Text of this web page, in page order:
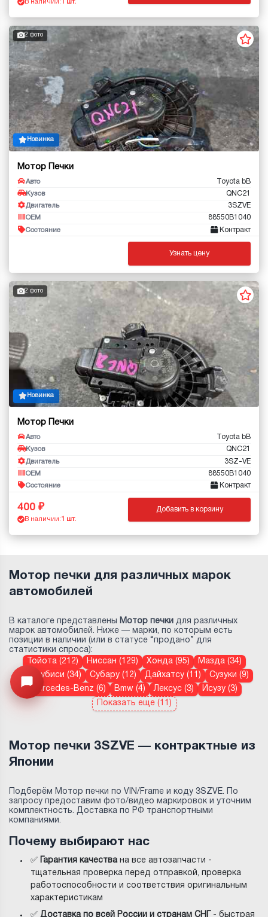
В наличии: 1 шт.
2 фото
Новинка
Мотор Печки
Авто Toyota bB
Кузов QNC21
Двигатель 3SZVE
OEM 88550B1040
Состояние Контракт
Узнать цену
2 фото
Новинка
Мотор Печки
Авто Toyota bB
Кузов QNC21
Двигатель 3SZ-VE
OEM 88550B1040
Состояние Контракт
400
В наличии: 1 шт.
Добавить в корзину
Узнайте цену запчасти -> Открыть меню
Мотор печки для различных марок
автомобилей
В каталоге представлены Мотор печки для различных
марок автомобилей. Ниже — марки, по которым есть
позиции в наличии (или в статусе “продано” для
статистики спроса):
Тойота (212)
Ниссан (129) Хонда (95)
Мазда (34)
Митсубиси (34)
Субару (12) Дайхатсу (11)
Сузуки (9)
Mercedes-Benz (6)
Bmw (4) Лексус (3)
Исузу (3)
Показать еще (11)
Мотор печки 3SZVE — контрактные из
Японии
Подберём Мотор печки по VIN/Frame и коду 3SZVE. По
запросу предоставим фото/видео маркировок и уточним
комплектность. Доставка по РФ транспортными
компаниями.
Почему выбирают нас
✅ Гарантия качествана все автозапчасти -
тщательная проверка перед отправкой, проверка
работоспособности и соответствия оригинальным
характеристикам
✅Доставка по всей России и странам СНГ - быстрая